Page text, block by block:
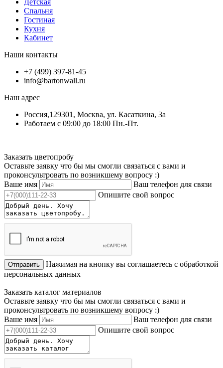
Спальня
Гостиная
Кухня
Кабинет
Наши контакты
+7 (499) 397-81-45
info@bartonwall.ru
Наш адрес
Россия,129301, Москва, ул. Касаткина, 3а
Работаем с 09:00 до 18:00 Пн.-Пт.
Заказать цветопробу
Оставьте заявку что бы мы смогли связаться с вами и
проконсультровать по возникшему вопросу :)
Ваше имя
Ваш телефон для связи
Опишите свой вопрос
Отправить
Нажимая на кнопку вы соглашаетесь с обработкой
персональных данных
Заказать каталог материалов
Оставьте заявку что бы мы смогли связаться с вами и
проконсультровать по возникшему вопросу :)
Ваше имя
Ваш телефон для связи
Опишите свой вопрос